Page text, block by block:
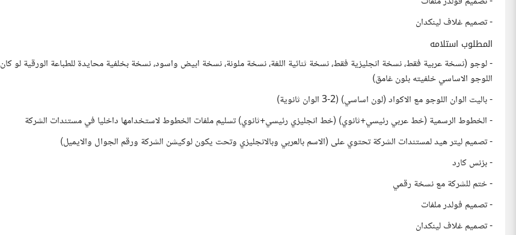
- تصميم غلاف لينكدان
المطلوب استلامه
- لوجو (نسخة عربية فقط، نسخة انجليزية فقط، نسخة ثنائية اللغة، نسخة ملونة، نسخة ابيض واسود، نسخة بخلفية محايدة للطباعة الورقية لو كان
اللوجو الاساسي خلفيته بلون غامق)
- باليت الوان اللوجو مع الاكواد (لون اساسي) (2-3 الوان ثانوية)
- الخطوط الرسمية (خط عربي رئيسي+ثانوي) (خط انجليزي رئيسي+ثانوي) تسليم ملفات الخطوط لاستخدامها داخليا في مستندات الشركة
- تصميم ليتر هيد لمستندات الشركة تحتوي على (الاسم بالعربي وبالانجليزي وتحت يكون لوكيشن الشركة ورقم الجوال والايميل)
- بزنس كارد
- ختم للشركة مع نسخة رقمي
- تصميم فولدر ملفات
- تصميم غلاف لينكدان